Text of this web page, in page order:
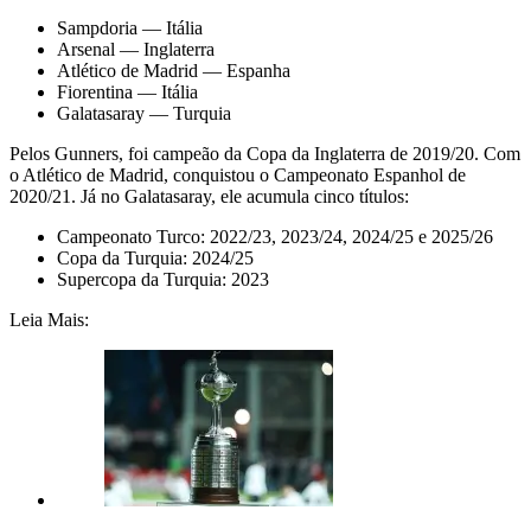
Sampdoria — Itália
Arsenal — Inglaterra
Atlético de Madrid — Espanha
Fiorentina — Itália
Galatasaray — Turquia
Pelos Gunners, foi campeão da Copa da Inglaterra de 2019/20. Com
o Atlético de Madrid, conquistou o Campeonato Espanhol de
2020/21. Já no Galatasaray, ele acumula cinco títulos:
Campeonato Turco: 2022/23, 2023/24, 2024/25 e 2025/26
Copa da Turquia: 2024/25
Supercopa da Turquia: 2023
Leia Mais: